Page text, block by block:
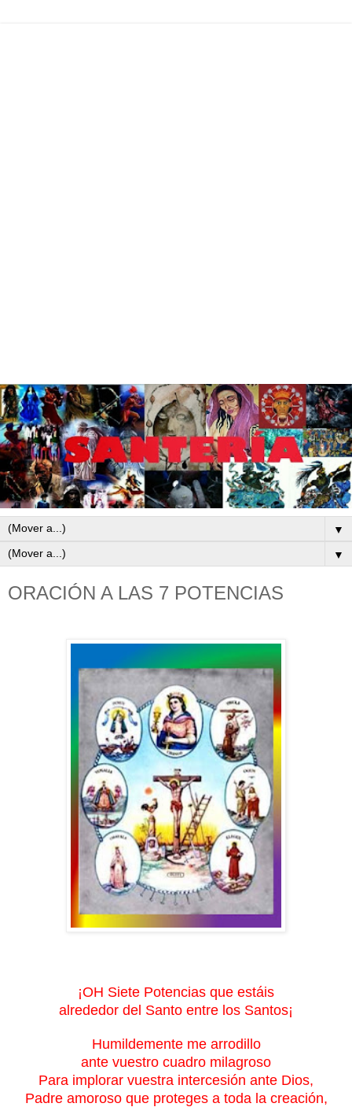
▼
▼
ORACIÓN A LAS 7 POTENCIAS
¡OH Siete Potencias que estáis
alrededor del Santo entre los Santos¡
Humildemente me arrodillo
ante vuestro cuadro milagroso
Para implorar vuestra intercesión ante Dios,
Padre amoroso que proteges a toda la creación,